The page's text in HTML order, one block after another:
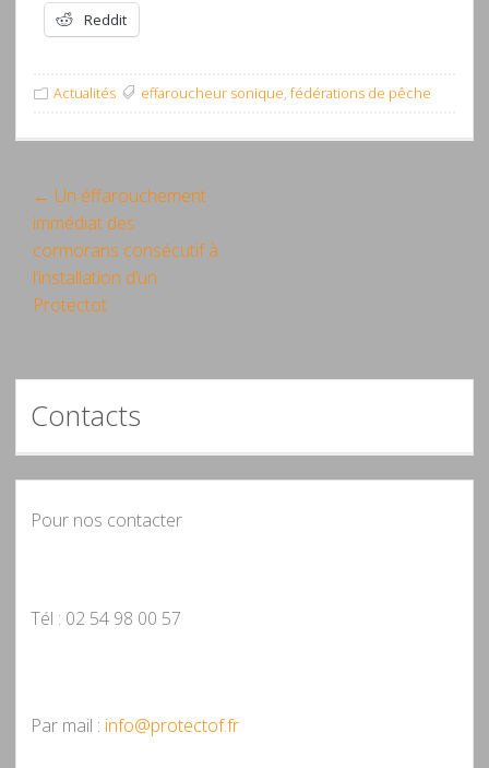
Reddit
Actualités effaroucheur sonique,fédérations de pêche
Post
navigation
← Un éffarouchement
immédiat des
cormorans consécutif à
l’installation d’un
Protectot
Contacts
Pour nos contacter
Tél : 02 54 98 00 57
Par mail : info@protectof.fr